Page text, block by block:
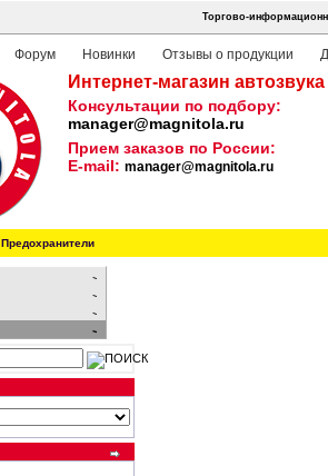
Торгово-
Форум Новинки Отзывы о продукции
Интернет-магазин
Консультации по подбору:
manager@magnitola.ru
Прием заказов по России:
E-mail: manager@magnitola.ru
Предохранители